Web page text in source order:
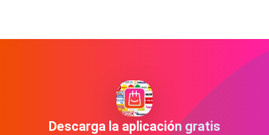
Descarga la aplicación gratis